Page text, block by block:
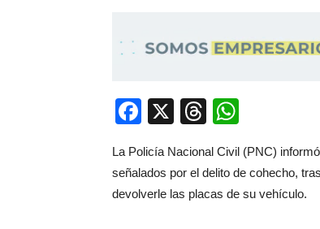
Facebook
X Threads
La Policía Nacional Civil (PNC)
señalados por el delito de cohecho,
devolverle las placas de su vehículo.